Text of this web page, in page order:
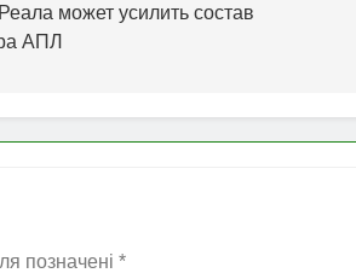
может усилить состав
АПЛ
позначені *